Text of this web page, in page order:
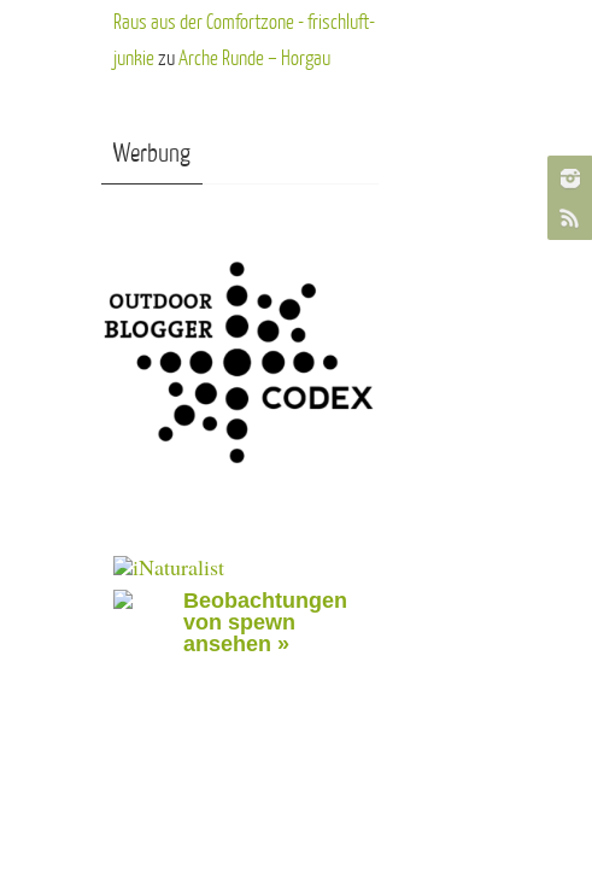
Raus aus der Comfortzone - frischluft-
junkiezuArche Runde – Horgau
Werbung
Beobachtungen
von spewn
ansehen »